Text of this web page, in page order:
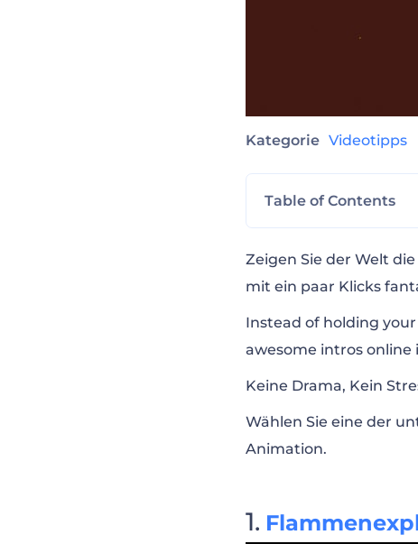
Kategorie Videotipps
Table of Contents
Fliegendes Feuer
Inferno
Brennende
Zeigen Sie der Welt
mit ein paar Klicks
Instead of holding
awesome intros online
Keine Drama, Kein
Wählen Sie eine der
Animation.